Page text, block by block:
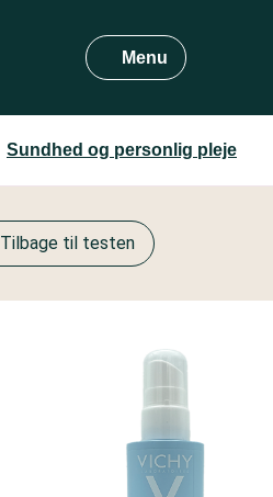
Menu
Sundhed og personlig pleje
Tilbage til testen